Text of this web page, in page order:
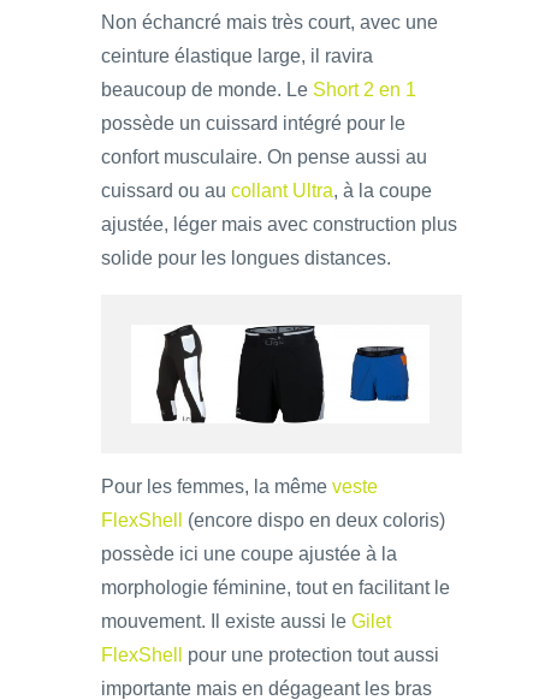
Non échancré mais très court, avec une
ceinture élastique large, il ravira
beaucoup de monde. Le Short 2 en 1
possède un cuissard intégré pour le
confort musculaire. On pense aussi au
cuissard ou au collant Ultra, à la coupe
ajustée, léger mais avec construction plus
solide pour les longues distances.
Pour les femmes, la même veste
FlexShell
(encore dispo en deux coloris)
possède ici une coupe ajustée à la
morphologie féminine, tout en facilitant le
mouvement. Il existe aussi le Gilet
FlexShell
pour une protection tout aussi
importante mais en dégageant les bras